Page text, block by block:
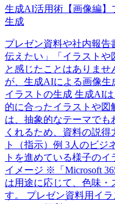
生成AI活用術【画像編
生成
プレゼン資料や社内報告
伝えたい」「イラストや
と感じたことはありま
が、生成AIによる画像生
イラストの生成 生成AI
的に合ったイラストや
は、抽象的なテーマでも
くれるため、資料の説
ト（指示）例 3人のビジ
トを進めている様子の
イメージ ※「Microsoft
は用途に応じて、色味
す。 プレゼン資料用イ